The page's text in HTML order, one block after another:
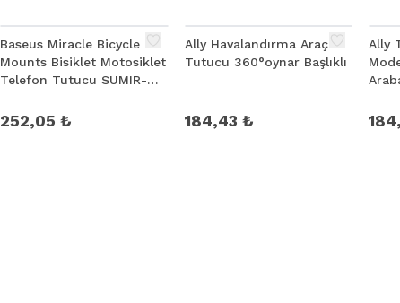
Baseus Miracle Bicycle
Mounts Bisiklet Motosiklet
Telefon Tutucu SUMIR-
252,05 ₺
Ally Havalandırma Araç
Tutucu 360°oynar Başlıklı
184,43 ₺
Ally